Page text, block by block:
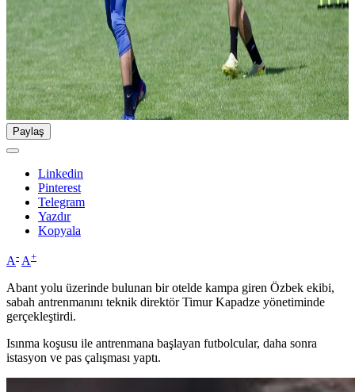
Paylaş
Linkedin
Pinterest
Telegram
Yazdır
Kopyala
A- A+
Abant yolu üzerinde bulunan bir otelde kampa giren Özbek ekibi,
sabah antrenmanını teknik direktör Timur Kapadze yönetiminde
gerçekleştirdi.
Isınma koşusu ile antrenmana başlayan futbolcular, daha sonra
istasyon ve pas çalışması yaptı.